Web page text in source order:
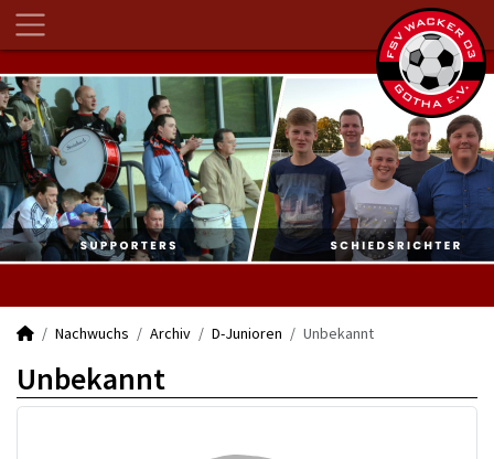
Nachwuchs Archiv D-Junioren Unbekannt
Unbekannt